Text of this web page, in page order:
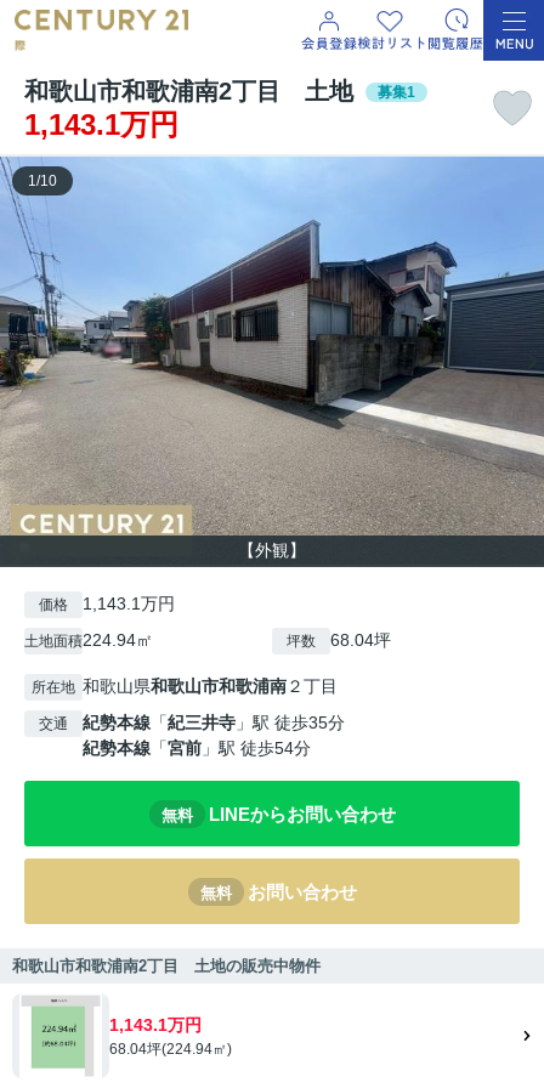
和歌山市和歌浦南2丁目 土地 募集1
1,143.1万円
【外観】
1/10
価格 1,143.1万円
土地面積224.94㎡ 坪数 68.04坪
所在地 和歌山県和歌山市和歌浦南２丁目
交通 紀勢本線 「紀三井寺 」駅 徒歩35分
紀勢本線 「宮前 」駅 徒歩54分
無料 LINEからお問い合わせ
無料 お問い合わせ
和歌山市和歌浦南2丁目 土地の販売中物件
1,143.1万円
68.04坪(224.94㎡)